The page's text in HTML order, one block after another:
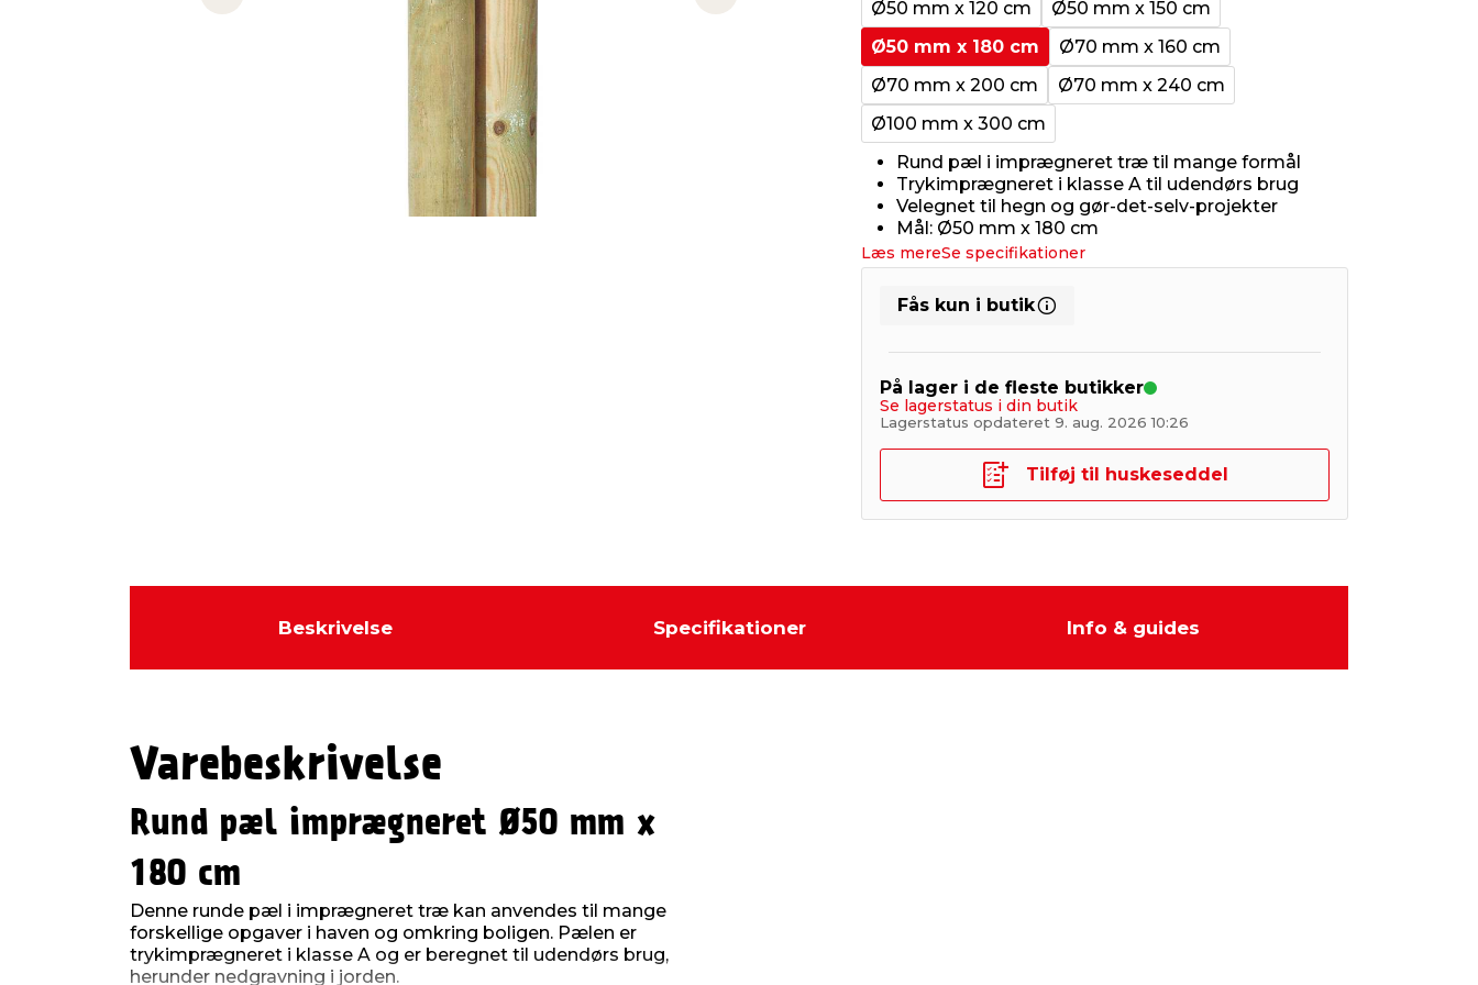
Previous slide Next slide
Ø50 mm x 120 cm
Ø50 mm x 150 cm
Ø50 mm x 180 cm
Ø70 mm x 160 cm
Ø70 mm x 200 cm
Ø70 mm x 240 cm
Ø100 mm x 300 cm
Rund pæl i imprægneret træ til mange formål
Trykimprægneret i klasse A til udendørs brug
Velegnet til hegn og gør-det-selv-projekter
Mål: Ø50 mm x 180 cm
Læs mereSe specifikationer
Fås kun i butik
På lager i de fleste butikker
Se lagerstatus i din butik
Lagerstatus opdateret 9. aug. 2026 10:26
Tilføj til huskeseddel
Beskrivelse Specifikationer Info & guides
Varebeskrivelse
Rund pæl imprægneret Ø50 mm x
180 cm
Denne runde pæl i imprægneret træ kan anvendes til mange
forskellige opgaver i haven og omkring boligen. Pælen er
trykimprægneret i klasse A og er beregnet til udendørs brug,
herunder nedgravning i jorden.